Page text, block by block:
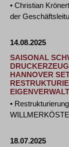
• Christian
der
14.08.2025
SAISONAL
HANNOVER
•
18.07.2025